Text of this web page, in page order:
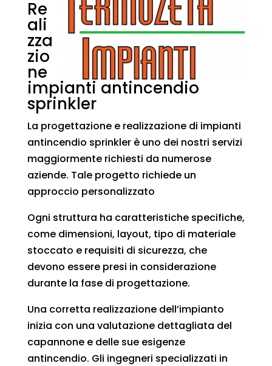
Re
ali
zza
zio
ne
impianti antincendio
sprinkler
La progettazione e realizzazione di impianti
antincendio sprinkler è uno dei nostri servizi
maggiormente richiesti da numerose
aziende. Tale progetto richiede un
approccio personalizzato
Ogni struttura ha caratteristiche specifiche,
come dimensioni, layout, tipo di materiale
stoccato e requisiti di sicurezza, che
devono essere presi in considerazione
durante la fase di progettazione.
Una corretta realizzazione dell’impianto
inizia con una valutazione dettagliata del
capannone e delle sue esigenze
antincendio. Gli ingegneri specializzati in